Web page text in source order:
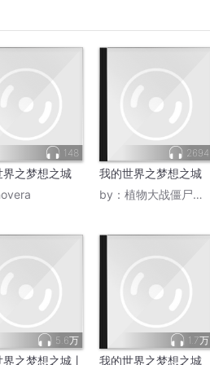
148
界之梦想之城
2694
我的世界之梦想之城
by： 植物大战僵尸非官方
5.6万
之梦想之城丨
1.7万
我的世界之梦想之城